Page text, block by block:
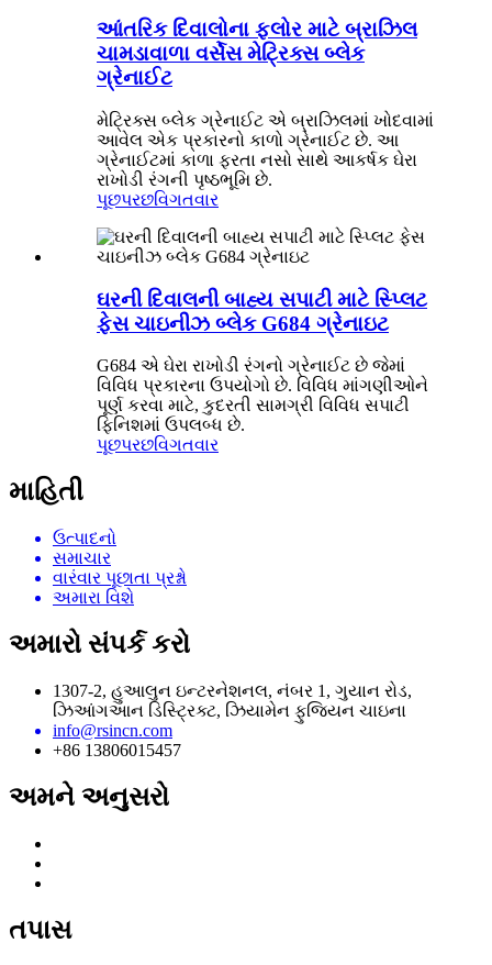
આંતરિક દિવાલોના ફ્લોર માટે બ્રાઝિલ
ચામડાવાળા વર્સેસ મેટ્રિક્સ બ્લેક
ગ્રેનાઈટ
મેટ્રિક્સ બ્લેક ગ્રેનાઈટ એ બ્રાઝિલમાં ખોદવામાં
આવેલ એક પ્રકારનો કાળો ગ્રેનાઈટ છે. આ
ગ્રેનાઈટમાં કાળા ફરતા નસો સાથે આકર્ષક ઘેરા
રાખોડી રંગની પૃષ્ઠભૂમિ છે.
પૂછપરછવિગતવાર
ઘરની દિવાલની બાહ્ય સપાટી માટે સ્પ્લિટ
ફેસ ચાઇનીઝ બ્લેક G684 ગ્રેનાઇટ
G684 એ ઘેરા રાખોડી રંગનો ગ્રેનાઈટ છે જેમાં
વિવિધ પ્રકારના ઉપયોગો છે. વિવિધ માંગણીઓને
પૂર્ણ કરવા માટે, કુદરતી સામગ્રી વિવિધ સપાટી
ફિનિશમાં ઉપલબ્ધ છે.
પૂછપરછવિગતવાર
માહિતી
ઉત્પાદનો
સમાચાર
વારંવાર પૂછાતા પ્રશ્નો
અમારા વિશે
અમારો સંપર્ક કરો
1307-2, હુઆલુન ઇન્ટરનેશનલ, નંબર 1, ગુયાન રોડ,
ઝિઆંગઆન ડિસ્ટ્રિક્ટ, ઝિયામેન ફુજિયન ચાઇના
info@rsincn.com
+86 13806015457
અમને અનુસરો
તપાસ